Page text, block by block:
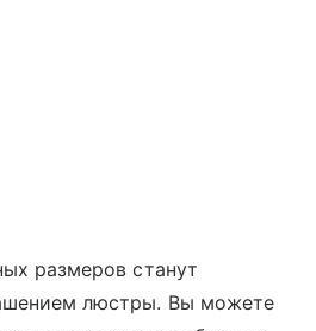
размеров станут
люстры. Вы можете